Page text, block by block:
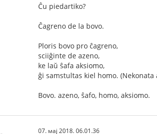
Ĉu piedartiko?
Ĉagreno de la bovo.
Ploris bovo pro ĉagreno,
sciiĝinte de azeno,
ke laŭ ŝafa aksiomo,
ĝi samstultas kiel homo. (Nekonata
Bovo. azeno, ŝafo, homo, aksiomo.
07. мај 2018. 06.01.36